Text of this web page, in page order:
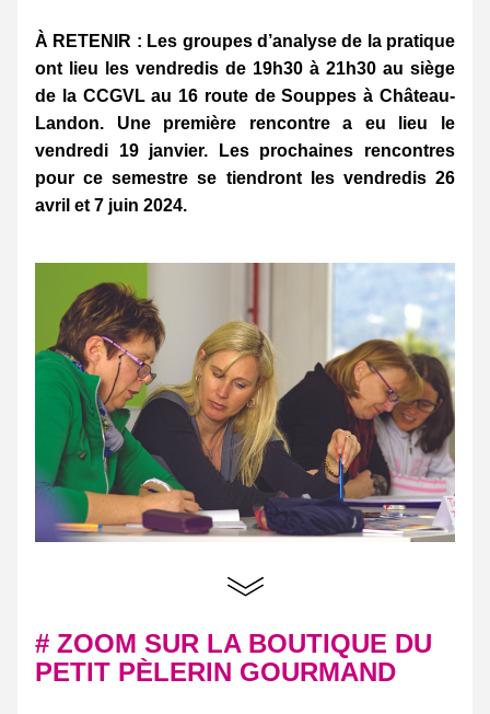
À RETENIR : Les groupes d’analyse de la pratique
ont lieu les vendredis de 19h30 à 21h30 au siège
de la CCGVL au 16 route de Souppes à Château-
Landon. Une première rencontre a eu lieu le
vendredi 19 janvier. Les prochaines rencontres
pour ce semestre se tiendront les vendredis 26
avril et 7 juin 2024.
# ZOOM SUR LA BOUTIQUE DU
PETIT PÈLERIN GOURMAND